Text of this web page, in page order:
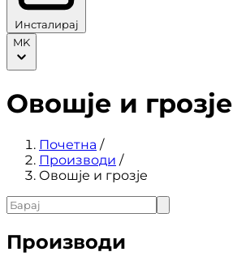
Инсталирај
MK
Овошје и грозје
Почетна /
Производи /
Овошје и грозје
Производи